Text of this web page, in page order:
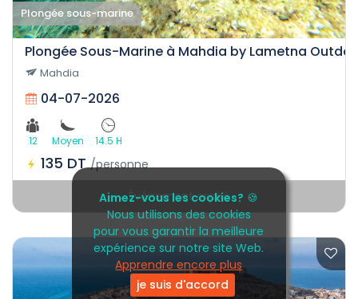
Aimez-vous les cookies? 🍪
Nous utilisons des cookies
pour vous garantir la meilleure
expérience sur notre site Web.
Apprendre encore plus
je suis d'accord
Plongée sous-marine
Plongée Sous-Marine à Mahdia by Lametna
Mahdia
04-07-2026
12 Moyen 14.5 H
135 DT/personne
Événement expiré